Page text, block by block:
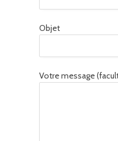
Objet
Votre message